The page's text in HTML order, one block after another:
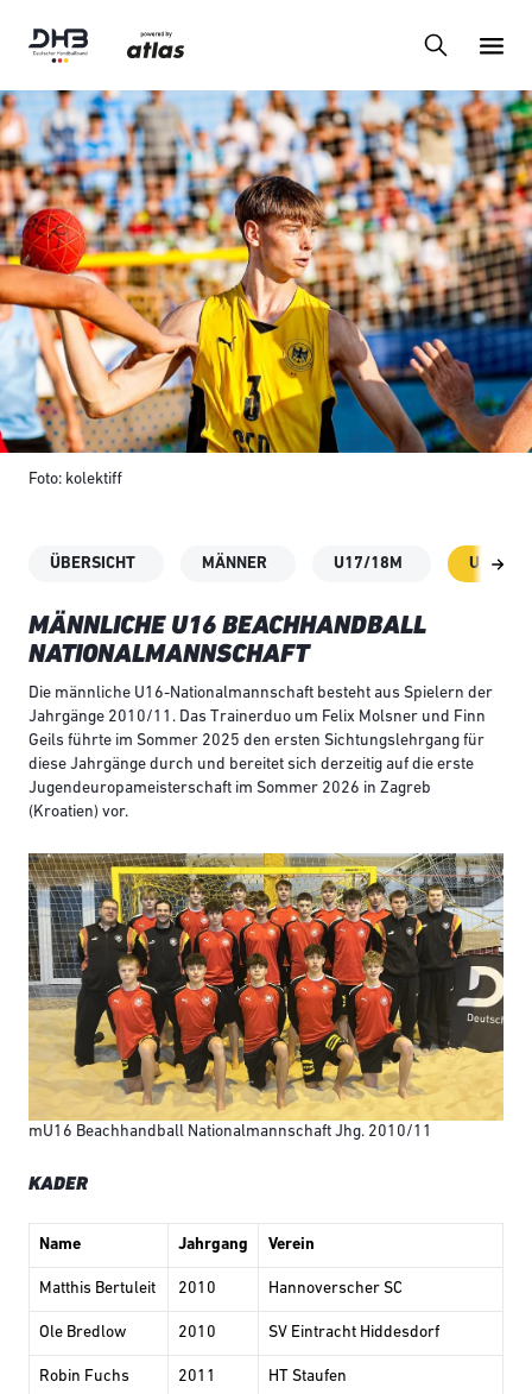
Foto: kolektiff
ÜBERSICHT MÄNNER U17/18M U16M
MÄNNLICHE U16 BEACHHANDBALL
NATIONALMANNSCHAFT
Die männliche U16-Nationalmannschaft besteht aus Spielern der
Jahrgänge 2010/11. Das Trainerduo um Felix Molsner und Finn
Geils führte im Sommer 2025 den ersten Sichtungslehrgang für
diese Jahrgänge durch und bereitet sich derzeitig auf die erste
Jugendeuropameisterschaft im Sommer 2026 in Zagreb
(Kroatien) vor.
mU16 Beachhandball Nationalmannschaft Jhg. 2010/11
KADER
Name Jahrgang Verein
Matthis Bertuleit 2010 Hannoverscher SC
Ole Bredlow 2010 SV Eintracht Hiddesdorf
Robin Fuchs 2011 HT Staufen